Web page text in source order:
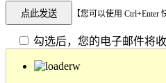
【您可以使用 Ctrl+Enter
勾选后，您的电子邮件将